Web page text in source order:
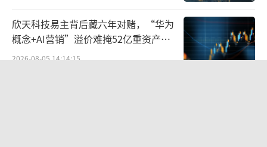
在中国市场颇受欢迎，甚至一度成为中产人手
一件的标配，但不可否认的是，当下的加拿大
鹅在中国市场的增长正在放缓。根据财报数
欣天科技易主背后藏六年对赌，“华为
概念+AI营销”溢价难掩52亿重资产考
验
2026-08-05 14:14:15